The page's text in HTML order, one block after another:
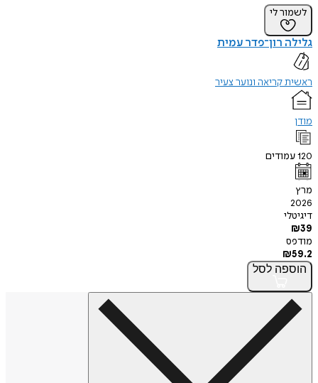
לשמור לי
גלילה רון־פדר עמית
ראשית קריאה ונוער צעיר
מודן
120עמודים
מרץ
2026
דיגיטלי
₪39
מודפס
₪59.2
הוספה לסל